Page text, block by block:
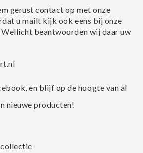
gerust contact op met onze
u mailt kijk ook eens bij onze
Wellicht beantwoorden wij daar uw
en blijf op de hoogte van al
nieuwe producten!